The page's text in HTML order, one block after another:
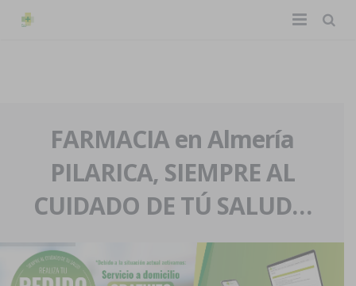
La farmacia
Nuestra historia
Nuestro equipo
Eventos
Servicios y reservas
Pedidos express
Blog
FARMACIA en Almería
PILARICA, SIEMPRE AL
CUIDADO DE TÚ SALUD…